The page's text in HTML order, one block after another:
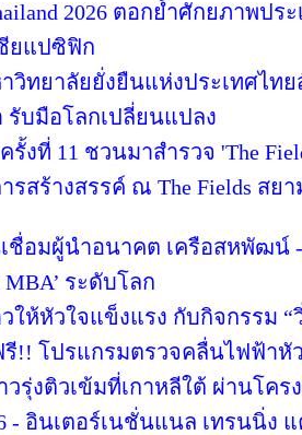
2026 ตอกย้ำศักยภาพป
ยแปซิฟิก
วิทยาลัยยั่งยืนแห่งประเทศไท
รับมือโลกเปลี่ยนแปลง
ครั้งที่ 11 ชวนมาสำรวจ 'The
รสร้างสรรค์ ณ The Fields ส
เชื่อมผู้นำอนาคต เครือสหพัฒ
MBA’ ระดับโลก
ให้หัวใจแข็งแรง กับกิจกรรม “
รี!! โปรแกรมตรวจคลื่นไฟฟ้าหั
รุ่งติวเข้มที่เกาหลีใต้ ผ่านโคร
- อินเตอร์เนชั่นแนล เทรนนิ่ง